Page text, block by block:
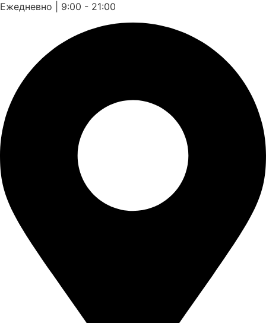
Ежедневно | 9:00 - 21:00